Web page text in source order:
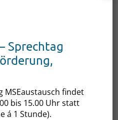
gern weiter.
Sprechtag
MSEaustausch findet
bis 15.00 Uhr statt
á 1 Stunde).